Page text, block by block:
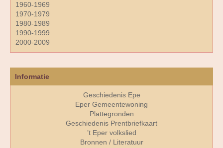
1960-1969
1970-1979
1980-1989
1990-1999
2000-2009
Informatie
Geschiedenis Epe
Eper Gemeentewoning
Plattegronden
Geschiedenis Prentbriefkaart
’t Eper volkslied
Bronnen / Literatuur